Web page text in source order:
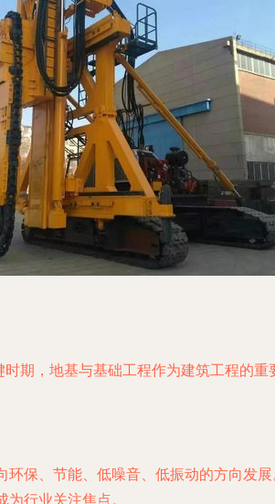
期，地基与基础工程作为建筑工程的
环保、节能、低噪音、低振动的方向发
行业关注焦点。